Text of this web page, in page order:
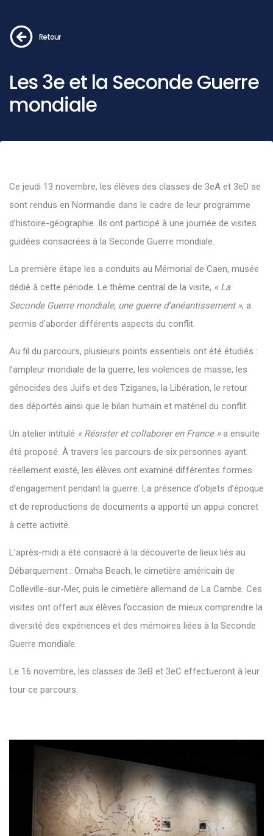
Retour
Les 3e et la Seconde Guerre
mondiale
Ce jeudi 13 novembre, les élèves des classes de 3eA et 3eD se
sont rendus en Normandie dans le cadre de leur programme
d’histoire-géographie. Ils ont participé à une journée de visites
guidées consacrées à la Seconde Guerre mondiale.
La première étape les a conduits au Mémorial de Caen, musée
dédié à cette période. Le thème central de la visite, « La
Seconde Guerre mondiale, une guerre d’anéantissement », a
permis d’aborder différents aspects du conflit.
Au fil du parcours, plusieurs points essentiels ont été étudiés :
l’ampleur mondiale de la guerre, les violences de masse, les
génocides des Juifs et des Tziganes, la Libération, le retour
des déportés ainsi que le bilan humain et matériel du conflit.
Un atelier intitulé « Résister et collaborer en France »a ensuite
été proposé. À travers les parcours de six personnes ayant
réellement existé, les élèves ont examiné différentes formes
d’engagement pendant la guerre. La présence d’objets d’époque
et de reproductions de documents a apporté un appui concret
à cette activité.
L’après-midi a été consacré à la découverte de lieux liés au
Débarquement : Omaha Beach, le cimetière américain de
Colleville-sur-Mer, puis le cimetière allemand de La Cambe. Ces
visites ont offert aux élèves l’occasion de mieux comprendre la
diversité des expériences et des mémoires liées à la Seconde
Guerre mondiale.
Le 16 novembre, les classes de 3eB et 3eC effectueront à leur
tour ce parcours.